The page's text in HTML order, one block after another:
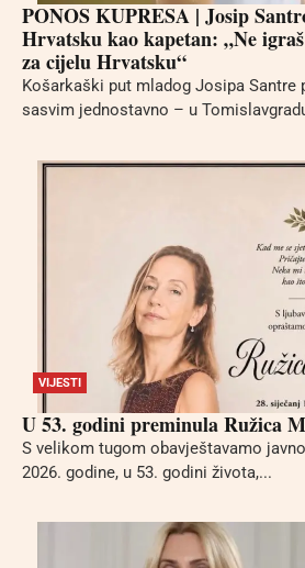
PONOS KUPRESA | Josip
Hrvatsku kao kapetan: „Ne igraš
za cijelu Hrvatsku“
Košarkaški put mladog Josipa Santre
sasvim jednostavno – u
VIJESTI
U 53. godini preminula Ružica
S velikom tugom obavještavamo
2026. godine, u 53. godini života,...